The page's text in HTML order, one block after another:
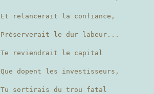
Et relancerait la confiance,
Préserverait le dur labeur...
Te reviendrait le capital
Que dopent les investisseurs,
Tu sortirais du trou fatal